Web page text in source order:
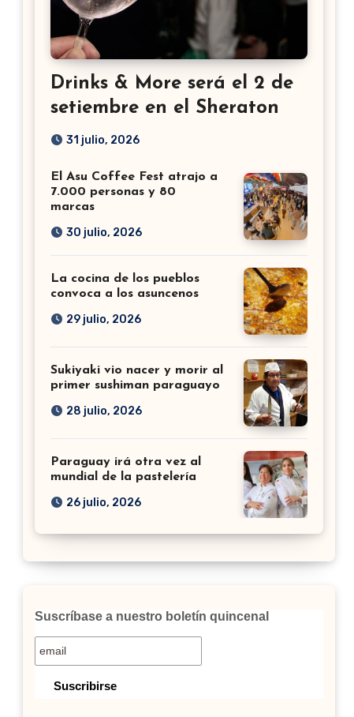
Drinks & More será el 2 de
setiembre en el Sheraton
31 julio, 2026
El Asu Coffee Fest atrajo a
7.000 personas y 80
marcas
30 julio, 2026
La cocina de los pueblos
convoca a los asuncenos
29 julio, 2026
Sukiyaki vio nacer y morir al
primer sushiman paraguayo
28 julio, 2026
Paraguay irá otra vez al
mundial de la pastelería
26 julio, 2026
Suscríbase a nuestro boletín quincenal